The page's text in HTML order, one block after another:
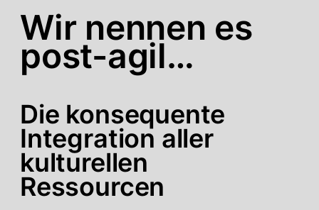
Wir nennen es
post-agil…
Die konsequente
Integration aller
kulturellen
Ressourcen